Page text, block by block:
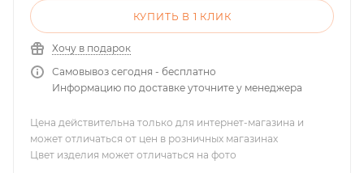
КУПИТЬ В 1 КЛИК
Хочу в подарок
Самовывоз сегодня - бесплатно
Информацию по доставке уточните у менеджера
Цена действительна только для интернет-магазина и
может отличаться от цен в розничных магазинах
Цвет изделия может отличаться на фото